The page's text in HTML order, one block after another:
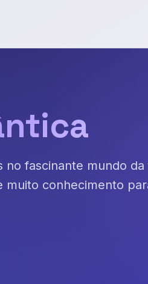
fascinante mundo
muito conhecimento